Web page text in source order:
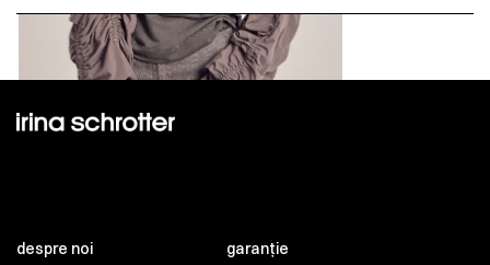
despre noi garanție